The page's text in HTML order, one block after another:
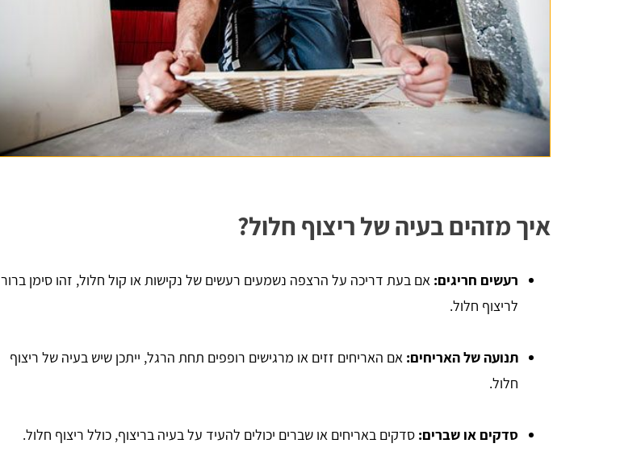
איך מזהים בעיה של ריצוף חלול?
רעשים חריגים: אם בעת דריכה על הרצפה נשמעים רעשים של נקישות או קול חלול, זהו סימן ברור
לריצוף חלול.
תנועה של האריחים: אם האריחים זזים או מרגישים רופפים תחת הרגל, ייתכן שיש בעיה של ריצוף
חלול.
סדקים או שברים: סדקים באריחים או שברים יכולים להעיד על בעיה בריצוף, כולל ריצוף חלול.
דור קדם
שיפצתי את הדירה בחריש בזכות האתר הנהדר הזה !
יניב לורן
למצוא את קבלן השיפוצים שאני צריך, תודה -
שירות מעולה